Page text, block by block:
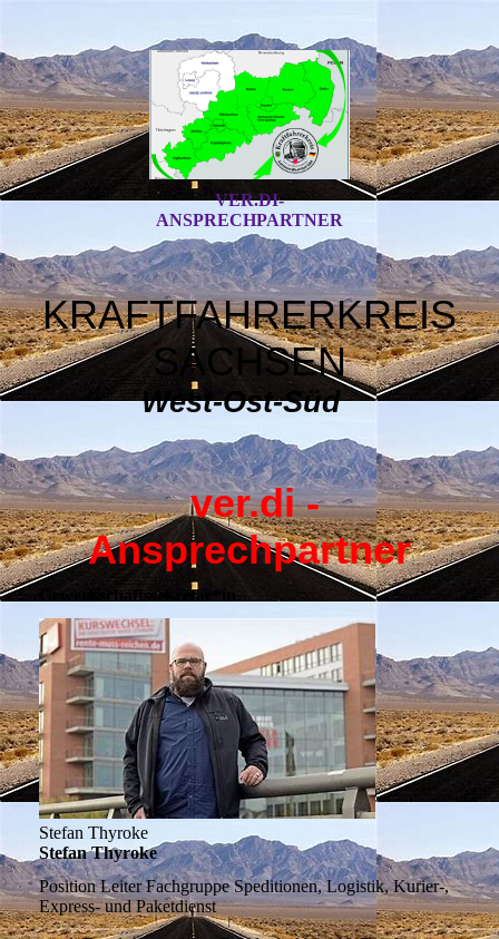
VER.DI-
ANSPRECHPARTNER
KRAFTFAHRERKREIS
SACHSEN
West-Ost-Süd
ver.di -
Ansprechpartner
Gewerkschaftssekretär*in
Stefan Thyroke
Stefan Thyroke
PositionLeiter Fachgruppe Speditionen, Logistik, Kurier-,
Express- und Paketdienst